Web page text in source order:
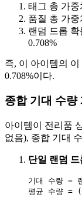
태그 총 가중
품질 총 가중
랜덤 드롭 확
0.708%
즉, 이 아이템의
0.708%이다.
종합 기대 수량
아이템이 전리품
없음), 종합 기대
단일 랜덤
기대 수량 =